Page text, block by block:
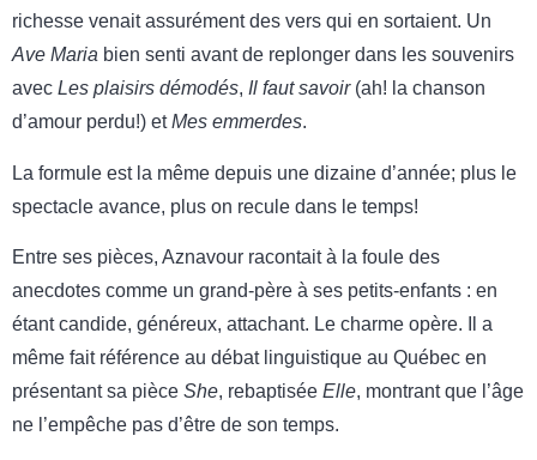
richesse venait assurément des vers qui en sortaient. Un
Ave Maria bien senti avant de replonger dans les souvenirs
avec Les plaisirs démodés, Il faut savoir (ah! la chanson
d’amour perdu!) etMes emmerdes.
La formule est la même depuis une dizaine d’année; plus le
spectacle avance, plus on recule dans le temps!
Entre ses pièces, Aznavour racontait à la foule des
anecdotes comme un grand-père à ses petits-enfants : en
étant candide, généreux, attachant. Le charme opère. Il a
même fait référence au débat linguistique au Québec en
présentant sa pièce She, rebaptisée Elle, montrant que l’âge
ne l’empêche pas d’être de son temps.